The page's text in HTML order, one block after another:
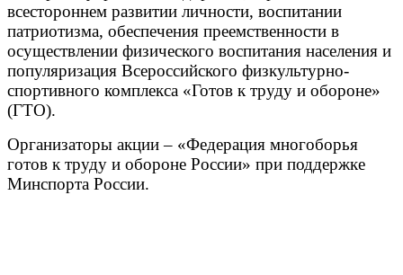
всестороннем развитии личности, воспитании
патриотизма, обеспечения преемственности в
осуществлении физического воспитания населения и
популяризация Всероссийского физкультурно-
спортивного комплекса «Готов к труду и обороне»
(ГТО).
Организаторы акции – «Федерация многоборья
готов к труду и обороне России» при поддержке
Минспорта России.